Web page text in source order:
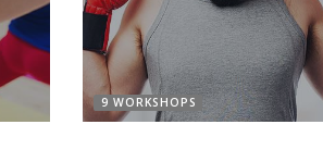
9 WORKSHOPS